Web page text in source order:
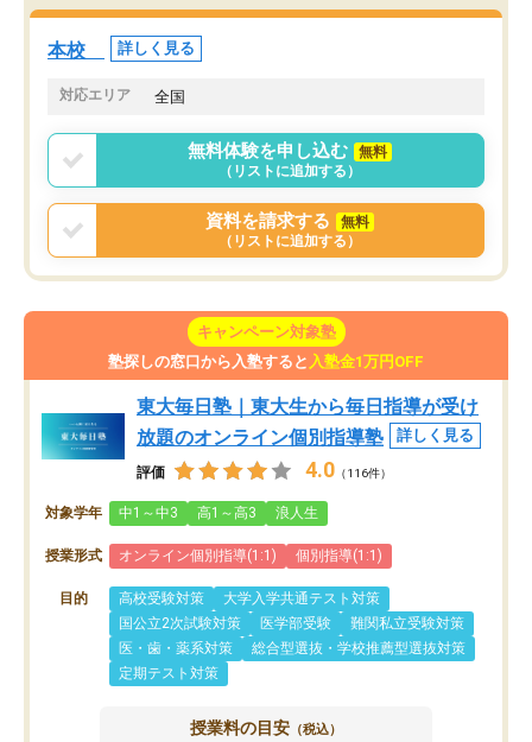
すめできる塾です。
本校 詳しく見る
対応エリア 全国
無料体験を申し込む
無料
（リストに追加する）
資料を請求する
無料
（リストに追加する）
キャンペーン対象塾
塾探しの窓口から入塾すると 入塾金1万円OFF
東大毎日塾｜東大生から毎日指導が受け
放題のオンライン個別指導塾
詳しく見る
評価 4.0 （116件）
対象学年 中1～中3 高1～高3 浪人生
授業形式 オンライン個別指導(1:1) 個別指導(1:1)
目的 高校受験対策
大学入学共通テスト対策
国公立2次試験対策
医学部受験
難関私立受験対策
医・歯・薬系対策
総合型選抜・学校推薦型選抜対策
定期テスト対策
授業料の目安 （税込）